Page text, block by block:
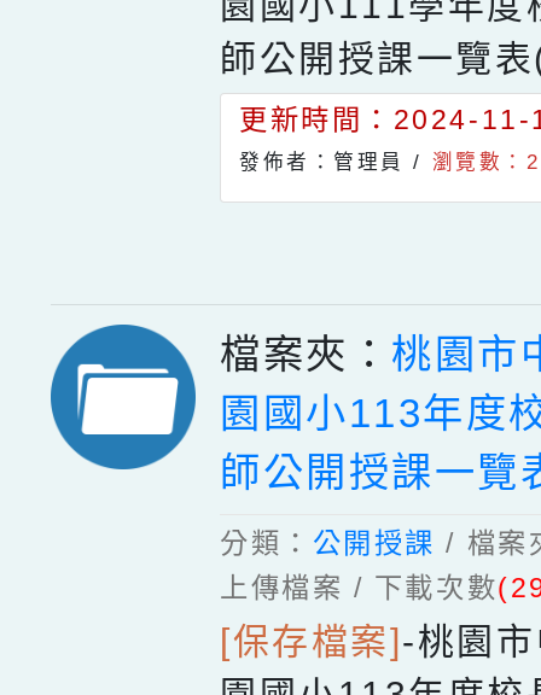
師公開授課一覽
更新時間：2024-
發佈者：管理員 / 瀏覽數：
檔案夾： 桃園市
園國小113年度
師公開授課一覽
分類： 公開授課 / 檔案
上傳檔案 / 下載次數
[保存檔案]-桃園